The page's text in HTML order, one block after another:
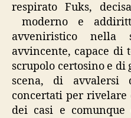
respirato Fuks,
moderno e
avveniristico nella
avvincente, capace di
scrupolo certosino e
scena, di avvalersi
concertati per rivelare
dei casi e